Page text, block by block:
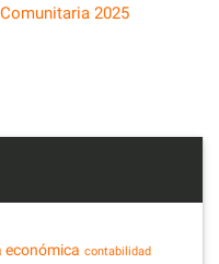
2025
económica contabilidad